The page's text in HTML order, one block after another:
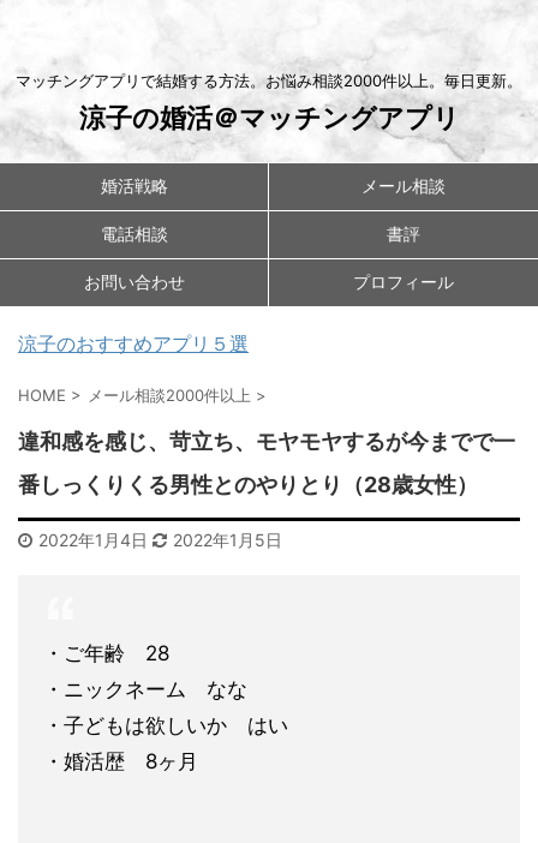
マッチングアプリで結婚する方法。お悩み相談2000件以上。毎日更新。
涼子の婚活＠マッチングアプリ
婚活戦略 メール相談
電話相談 書評
お問い合わせ プロフィール
涼子のおすすめアプリ５選
HOME > メール相談2000件以上 >
違和感を感じ、苛立ち、モヤモヤするが今までで一
番しっくりくる男性とのやりとり（28歳女性）
2022年1月4日 2022年1月5日
・ご年齢 28
・ニックネーム なな
・子どもは欲しいか はい
・婚活歴 8ヶ月